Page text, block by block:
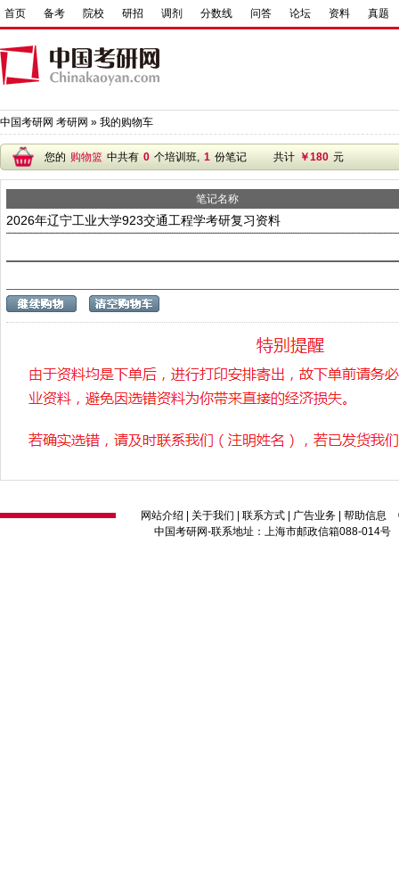
首页 备考 院校 研招 调剂 分数线 问答 论坛 资料 真题
中国考研网 考研网 » 我的购物车
您的 购物篮 中共有 0 个培训班, 1 份笔记 共计 ￥180 元
笔记名称
2026年辽宁工业大学923交通工程学考研复习资料
网站介绍 关于我们 联系方式 广告业务 帮助信息
中国考研网-联系地址：上海市邮政信箱088-014